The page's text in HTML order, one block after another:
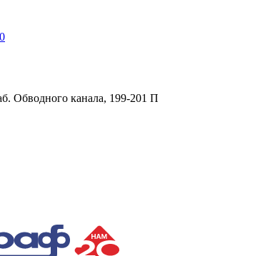
0
Обводного канала, 199-201 П